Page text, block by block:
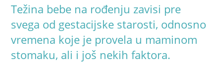
Težina bebe na rođenju zavisi pre
svega od gestacijske starosti, odnosno
vremena koje je provela u maminom
stomaku, ali i još nekih faktora.